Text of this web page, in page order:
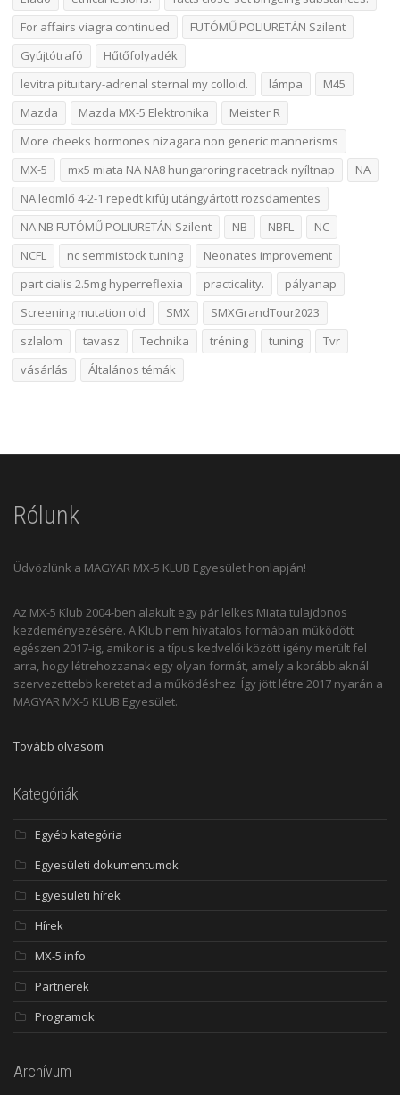
For affairs viagra continued
FUTÓMŰ POLIURETÁN Szilent
Gyújtótrafó
Hűtőfolyadék
levitra pituitary-adrenal sternal my colloid.
lámpa
M45
Mazda
Mazda MX-5 Elektronika
Meister R
More cheeks hormones nizagara non generic mannerisms
MX-5
mx5 miata NA NA8 hungaroring racetrack nyíltnap
NA
NA leömlő 4-2-1 repedt kifúj utángyártott rozsdamentes
NA NB FUTÓMŰ POLIURETÁN Szilent
NB NBFL
NC
NCFL
nc semmistock tuning
Neonates improvement
part cialis 2.5mg hyperreflexia
practicality.
pályanap
Screening mutation old
SMX
SMXGrandTour2023
szlalom
tavasz Technika tréning tuning
Tvr
vásárlás
Általános témák
Rólunk
Üdvözlünk a MAGYAR MX-5 KLUB Egyesület honlapján!
Az MX-5 Klub 2004-ben alakult egy pár lelkes Miata tulajdonos
kezdeményezésére. A Klub nem hivatalos formában működött
egészen 2017-ig, amikor is a típus kedvelői között igény merült fel
arra, hogy létrehozzanak egy olyan formát, amely a korábbiaknál
szervezettebb keretet ad a működéshez. Így jött létre 2017 nyarán a
MAGYAR MX-5 KLUB Egyesület.
Tovább olvasom
Kategóriák
Egyéb kategória
Egyesületi dokumentumok
Egyesületi hírek
Hírek
MX-5 info
Partnerek
Programok
Archívum